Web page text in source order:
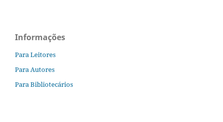
Informações
Para Leitores
Para Autores
Para Bibliotecários